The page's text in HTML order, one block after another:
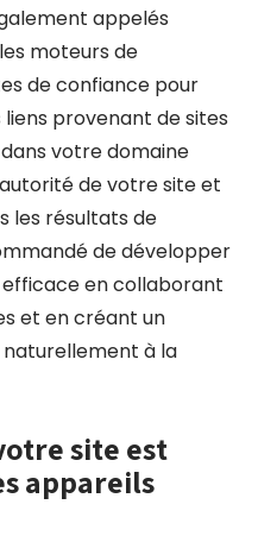
appelés
moteurs de
de confiance pour
provenant de sites
votre domaine
de votre site et
les résultats de
de développer
en collaborant
et en créant un
à la
site est
appareils